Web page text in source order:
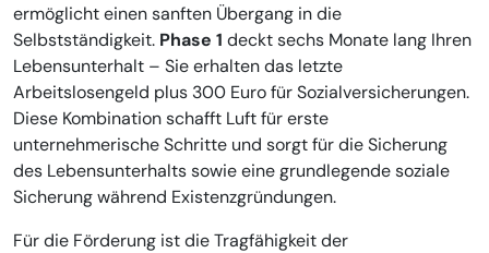
ermöglicht einen sanften Übergang in die
Selbstständigkeit. Phase 1 deckt sechs Monate lang Ihren
Lebensunterhalt – Sie erhalten das letzte
Arbeitslosengeld plus 300 Euro für Sozialversicherungen.
Diese Kombination schafft Luft für erste
unternehmerische Schritte und sorgt für die Sicherung
des Lebensunterhalts sowie eine grundlegende soziale
Sicherung während Existenzgründungen.
Für die Förderung ist die Tragfähigkeit der